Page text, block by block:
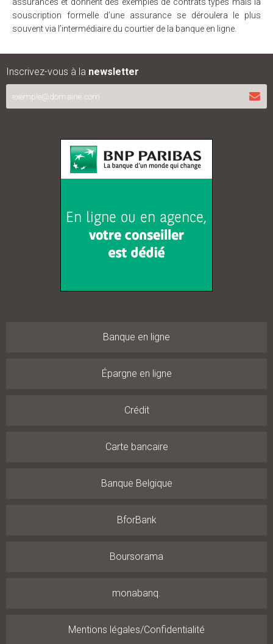
souscription formelle d’une assurance se déroulera le plus
souvent via l’intermédiaire du courtier de la banque en ligne.
Inscrivez-vous à la newsletter
Banque en ligne
Épargne en ligne
Crédit
Carte bancaire
Banque Belgique
BforBank
Boursorama
monabanq.
Mentions légales/Confidentialité